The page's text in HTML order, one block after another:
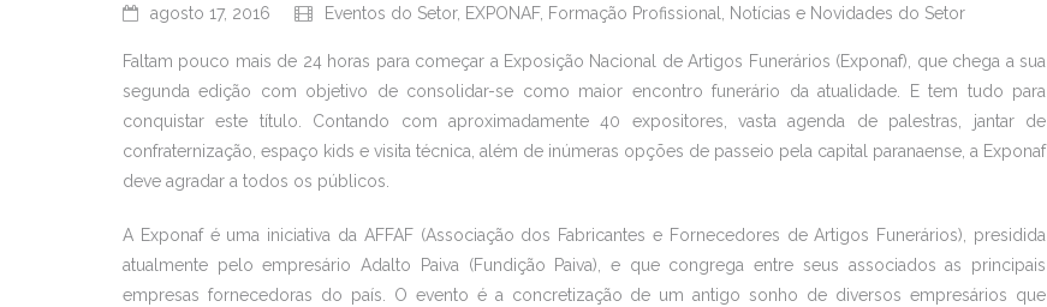
agosto 17, 2016 Eventos do Setor, EXPONAF, Formação Profissional Notícias e Novidades do Setor
Faltam pouco mais de 24 horas para começar a Exposição Nacional de Artigos Funerários (Exponaf), que chega a sua
segunda edição com objetivo de consolidar-se como maior encontro funerário da atualidade. E tem tudo para
conquistar este título. Contando com aproximadamente 40 expositores, vasta agenda de palestras, jantar de
confraternização, espaço kids e visita técnica, além de inúmeras opções de passeio pela capital paranaense, a Exponaf
deve agradar a todos os públicos.
A Exponaf é uma iniciativa da AFFAF (Associação dos Fabricantes e Fornecedores de Artigos Funerários), presidida
atualmente pelo empresário Adalto Paiva (Fundição Paiva), e que congrega entre seus associados as principais
empresas fornecedoras do país. O evento é a concretização de um antigo sonho de diversos empresários que